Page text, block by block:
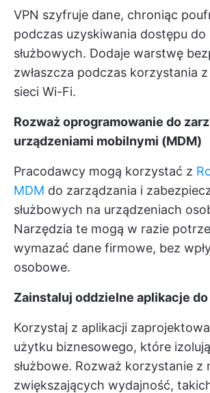
VPN szyfruje dane, chroniąc
podczas uzyskiwania dostępu do
służbowych. Dodaje warstwę
zwłaszcza podczas korzystania
sieci Wi-Fi.
Rozważ oprogramowanie do
urządzeniami mobilnymi (MDM)
Pracodawcy mogą korzystać z
MDM do zarządzania i
służbowych na urządzeniach
Narzędzia te mogą w razie
wymazać dane firmowe, bez
osobowe.
Zainstaluj oddzielne aplikacje
Korzystaj z aplikacji
użytku biznesowego, które
służbowe. Rozważ korzystanie z
zwiększających wydajność,